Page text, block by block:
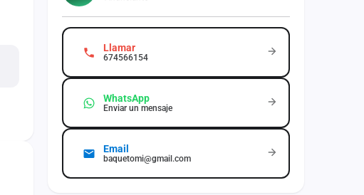
Llamar
674566154
WhatsApp
Enviar un mensaje
Email
baquetomi@gmail.com